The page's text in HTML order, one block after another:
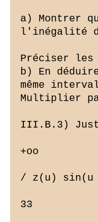
a) Montrer
l'inégalité
Préciser les
b) En
même
Multiplier
III.B.3)
+oo
/ z(u) sin(u
33